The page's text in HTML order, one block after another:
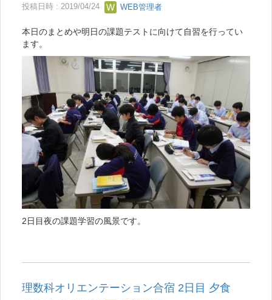
投稿日時 : 2019/04/24 WEB管理者
本日のまとめや明日の課題テストに向けて自習を行ってい
ます。
2日目夜の課題学習の風景です。
理数科オリエンテーション合宿 2日目 夕食